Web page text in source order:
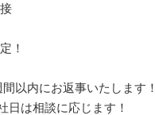
！
以内にお返事いたします！
日は相談に応じます！